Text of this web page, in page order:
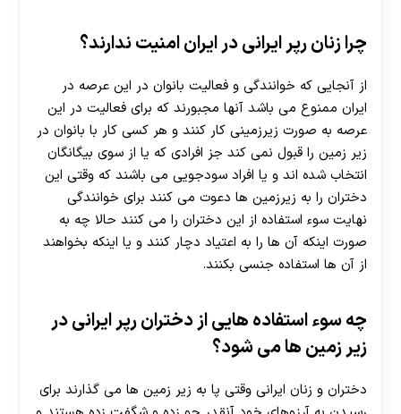
چرا زنان رپر ایرانی در ایران امنیت ندارند؟
از آنجایی که خوانندگی و فعالیت بانوان در این عرصه در
ایران ممنوع می باشد آنها مجبورند که برای فعالیت در این
عرصه به صورت زیرزمینی کار کنند و هر کسی کار با بانوان در
زیر زمین را قبول نمی‌ کند جز افرادی که یا از سوی بیگانگان
انتخاب شده‌ اند و یا افراد سودجویی می باشند که وقتی این
دختران را به زیرزمین ها دعوت می کنند برای خوانندگی
نهایت سوء استفاده از این دختران را می کنند حالا چه به
صورت اینکه آن ها را به اعتیاد دچار کنند و یا اینکه بخواهند
از آن ها استفاده جنسی بکنند.
چه سوء استفاده هایی از دختران رپر ایرانی در
زیر زمین ها می شود؟
دختران و زنان ایرانی وقتی پا به زیر زمین ها می گذارند برای